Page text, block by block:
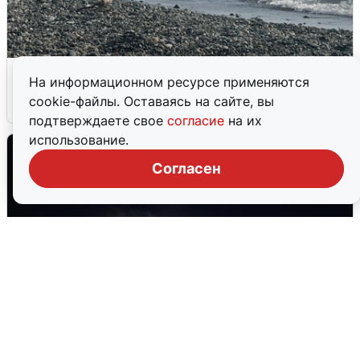
На информационном ресурсе применяются
cookie-файлы. Оставаясь на сайте, вы
подтверждаете свое согласие на их
использование.
Согласен
6 августа 0